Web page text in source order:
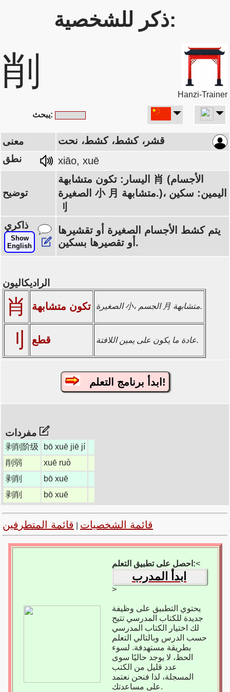
ذكر للشخصية:
削
Hanzi-Trainer
يبحث:
معنى قشر، كشط، كشط، نحت
نطق xiāo, xuē
توضيح
اليسار: تكون متشابهة 肖 (الأجسام
الصغيرة 小 月 متشابهة.)، اليمين: سكين
刂
ذاكري
Show
English
يتم كشط الأجسام الصغيرة أو تقشيرها
أو تقصيرها بسكين.
الراديكاليون
肖 تكون متشابهة الصغيرة 小، الجسم 月 متشابهة.
刂 قطع عادة ما يكون على يمين اللافتة.
ابدأ برنامج التعلم!
剥削阶级
bō xuē jiē jí
削弱
xuē ruò
剥削
bō xuē
剥削
bō xuē
قائمة الشخصيات قائمة المتطرفين
احصل على تطبيق التعلم:<
ابدأ المدرب
>
يحتوي التطبيق على وظيفة
جديدة للكتاب المدرسي تتيح
لك اختيار الكتاب المدرسي
حسب الدرس وبالتالي التعلم
بطريقة مستهدفة. لسوء
الحظ، لا يوجد حاليًا سوى
عدد قليل من الكتب
المسجلة، لذا فنحن نعتمد
على مساعدتك.